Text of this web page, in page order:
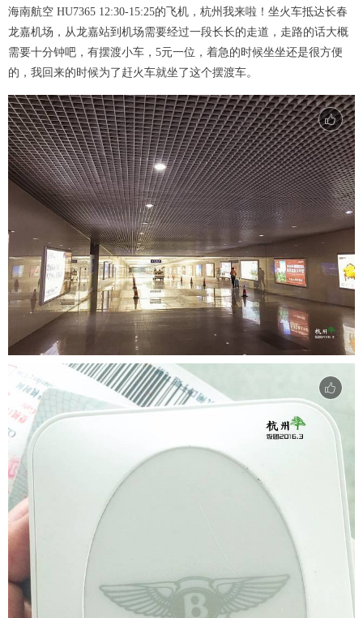
海南航空 HU7365 12:30-15:25的飞机，杭州我来啦！坐火车抵达长春
龙嘉机场，从龙嘉站到机场需要经过一段长长的走道，走路的话大概
需要十分钟吧，有摆渡小车，5元一位，着急的时候坐坐还是很方便
的，我回来的时候为了赶火车就坐了这个摆渡车。